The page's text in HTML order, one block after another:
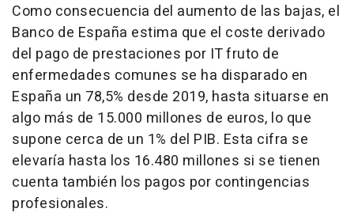
Como consecuencia del aumento de las bajas, el
Banco de España estima que el coste derivado
del pago de prestaciones por IT fruto de
enfermedades comunes se ha disparado en
España un 78,5% desde 2019, hasta situarse en
algo más de 15.000 millones de euros, lo que
supone cerca de un 1% del PIB. Esta cifra se
elevaría hasta los 16.480 millones si se tienen
cuenta también los pagos por contingencias
profesionales.